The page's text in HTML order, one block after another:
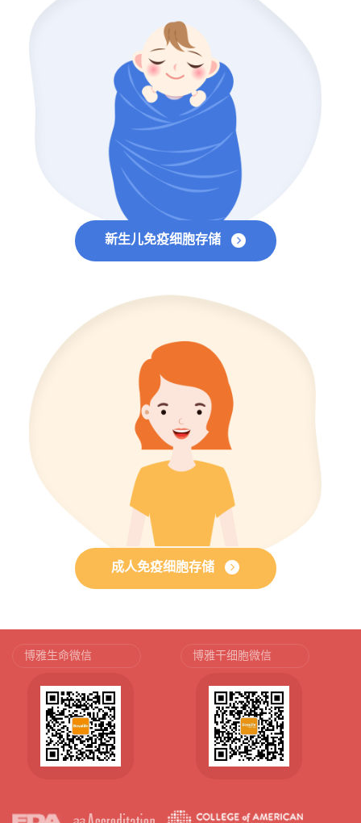
新生儿免疫细胞存储
成人免疫细胞存储
博雅生命微信 博雅干细胞微信